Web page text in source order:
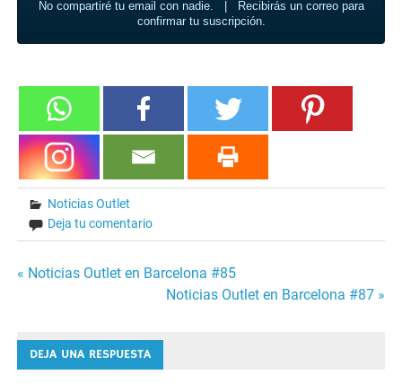
No compartiré tu email con nadie. | Recibirás un correo para
confirmar tu suscripción.
Noticias Outlet
Deja tu comentario
Navegación
de
entradas
« Noticias Outlet en Barcelona #85
Noticias Outlet en Barcelona #87 »
DEJA UNA RESPUESTA